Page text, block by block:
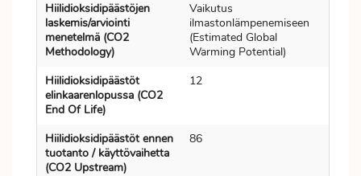
Hiilidioksidipäästöjen
laskemis/arviointi
menetelmä (CO2
Methodology)
Vaikutus
ilmastonlämpenemiseen
(Estimated Global
Warming Potential)
Hiilidioksidipäästöt
elinkaarenlopussa (CO2
End Of Life)
12
Hiilidioksidipäästöt ennen
tuotanto / käyttövaihetta
(CO2 Upstream)
86